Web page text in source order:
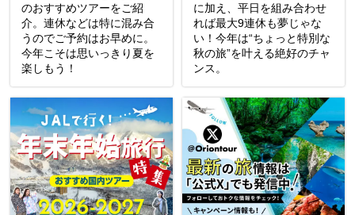
のおすすめツアーをご紹
介。連休などは特に混み合
うのでご予約はお早めに。
今年こそは思いっきり夏を
楽しもう！
に加え、平日を組み合わせ
れば最大9連休も夢じゃな
い！今年は“ちょっと特別な
秋の旅”を叶える絶好のチャ
ンス。